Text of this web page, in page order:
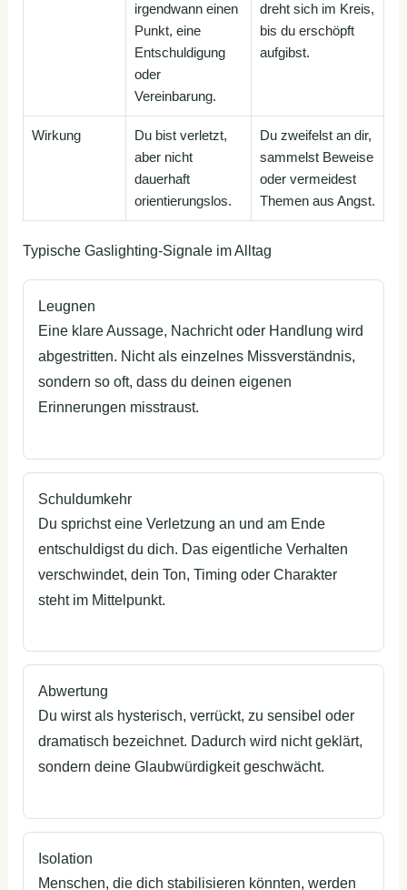
irgendwann einen
Punkt, eine
Entschuldigung
oder
Vereinbarung.
dreht sich im Kreis,
bis du erschöpft
aufgibst.
Wirkung
Du bist verletzt,
aber nicht
dauerhaft
orientierungslos.
Du zweifelst an dir,
sammelst Beweise
oder vermeidest
Themen aus Angst.
Typische Gaslighting-Signale im Alltag
Leugnen
Eine klare Aussage, Nachricht oder Handlung wird
abgestritten. Nicht als einzelnes Missverständnis,
sondern so oft, dass du deinen eigenen
Erinnerungen misstraust.
Schuldumkehr
Du sprichst eine Verletzung an und am Ende
entschuldigst du dich. Das eigentliche Verhalten
verschwindet, dein Ton, Timing oder Charakter
steht im Mittelpunkt.
Abwertung
Du wirst als hysterisch, verrückt, zu sensibel oder
dramatisch bezeichnet. Dadurch wird nicht geklärt,
sondern deine Glaubwürdigkeit geschwächt.
Isolation
Menschen, die dich stabilisieren könnten, werden